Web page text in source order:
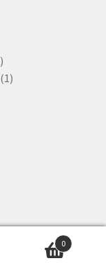
2
produkty
1 1
0